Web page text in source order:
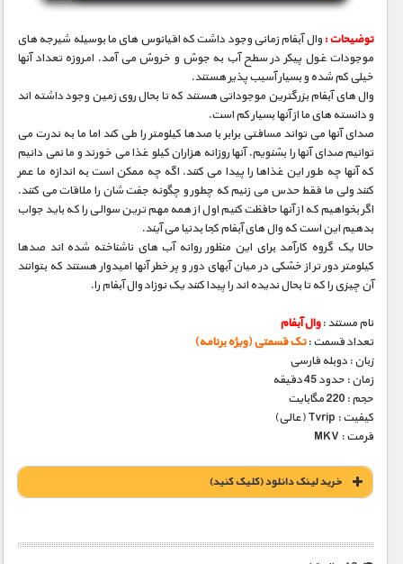
توضیحات : وال آبفام زمانی وجود داشت که اقیانوس های ما بوسیله شیرجه های
موجودات غول پیکر در سطح آب به جوش و خروش می آمد. امروزه تعداد آنها
خیلی کم شده و بسیار آسیب پذیر هستند.
وال های آبفام بزرگترین موجوداتی هستند که تا بحال روی زمین وجود داشته اند
و دانسته های ما از آنها بسیار کم است.
صدای آنها می تواند مسافتی برابر با صدها کیلومتر را طی کند اما ما به ندرت می
توانیم صدای آنها را بشنویم. آنها روزانه هزاران کیلو غذا می خورند و ما نمی دانیم
که آنها چه طور این غذاها را پیدا می کنند. اگه چه ممکن است به اندازه ما عمر
کنند ولی ما فقط حدس می زنیم که چطور و چگونه جفت شان را ملاقات می کنند.
اگر بخواهیم که از آنها حافظت کنیم اول از همه مهم ترین سوالی را که باید جواب
بدهیم این است که وال های آبفام کجا بدنیا می آیند.
حالا یک گروه کارآمد برای این منظور روانه آب های ناشناخته شده اند صدها
کیلومتر دور تر از خشکی در میان آبهای دور و پر خطر آنها امیدوار هستند که بتوانند
آن چیزی را که تا بحال ندیده اند را پیدا کنند یک نوزاد وال آبفام را.
نام مستند :وال آبفام
تعداد قسمت :تک قسمتی (ویژه برنامه)
زبان : دوبله فارسی
زمان : حدود 45 دقیقه
حجم : 220 مگابایت
کیفیت : Tvrip (عالی)
فرمت : MKV
خريد لينک دانلود (کليک کنيد)
1900 تومان – خريد لينک دانلود (افزودن به سبد خريد)